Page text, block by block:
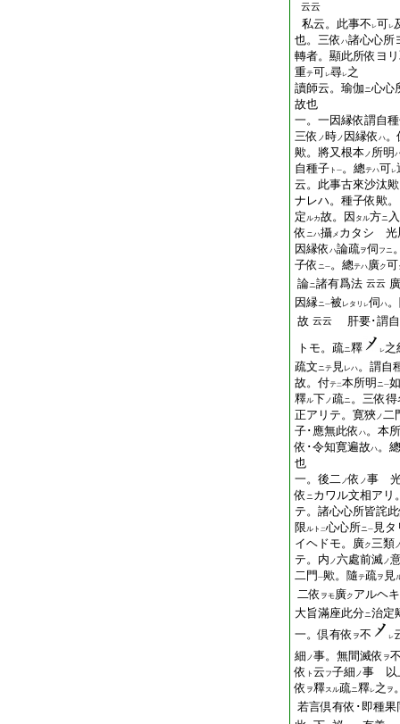
云云
私云。此事不 レ可レ
也。三依 ハ諸心心所
轉者。顯此所依ヨ
重テ可レ尋レ之
讀師云。瑜伽ニ心心
故也
一。一因縁依謂自
三依 ノ時ノ 因縁依 ハ。
歟。將又根本ノ 所明
自種子 ト 一。總テハ可レ
云。此事古來沙汰
ナレハ。種子依歟
定ルカ故。因 タル方ニ 入
依 ニハ攝メ カタシ 光
因縁依 ハ論疏ヲ伺 フニ
子依 ニ一。總テハ廣ク可
論ニ諸有爲法 云云 廣
因縁ニ一被 レタリ レ伺ハ
故 云云
肝要･謂
トモ。疏ニ釋 レ之
疏文ニテ 見レハ。謂自
故。付テ二本所明 ニ一如
釋ル下ノ疏ニ。三依得
正アリテ。寛狹ノ二
子･應無此依 ハ。本
依･令知寛遍故ハ。總
也
一。後二ノ依 ノ事 光
依 ニカワル文相アリ
テ。諸心心所皆詫
限ルト 二心心所ニ一 見タ
イヘドモ。廣ク三類
テ。内 ノ六處前滅ノ
二門 一歟。隨テ疏ヲ 見
二依 ヲモ廣ク アルヘ
大旨滿座此分ニ治定
一。倶有依 ヲ不 レ
細 ノ事。無間滅依 ヲ
依 ト 云 フ子細 ノ事 以
依 ヲ釋スル疏ニ釋レ之 ヲ
若言倶有依･即種